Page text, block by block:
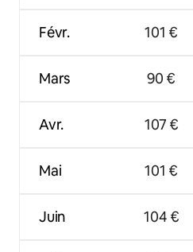
Févr.
Mars
Avr.
Mai
Juin
101 €
90 €
107 €
101 €
104 €